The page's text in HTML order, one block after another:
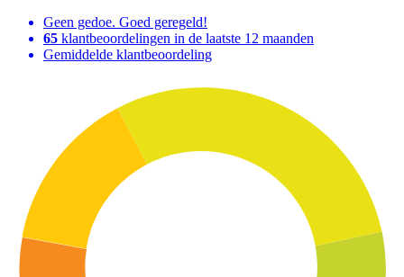
Geen gedoe. Goed geregeld!
65 klantbeoordelingen in de laatste 12 maanden
Gemiddelde klantbeoordeling